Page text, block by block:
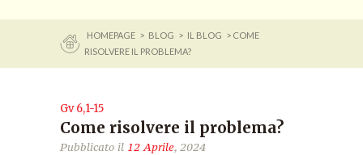
HOMEPAGE > BLOG > IL BLOG
> COME
RISOLVERE IL PROBLEMA?
Gv 6,1-15
Come risolvere il problema?
Pubblicato il 12 Aprile, 2024